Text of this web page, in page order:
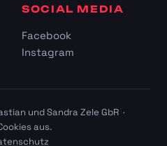
SOCIAL MEDIA
Facebook
Instagram
und Sandra Zele GbR ·
aus.